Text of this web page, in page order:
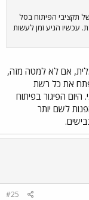
של תקציבי הפיתוח בסל
עכשיו הגיע זמן לעשות
אם לא למטה מזה,
את כל רשת
הפיגור בפיתוח
לשם יותר
#25